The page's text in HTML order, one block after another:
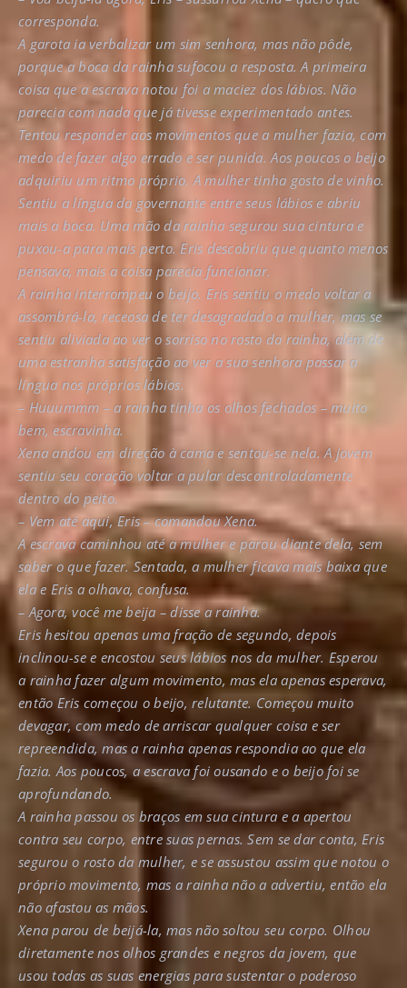
corresponda.
A garota ia verbalizar um sim senhora, mas não pôde,
porque a boca da rainha sufocou a resposta. A primeira
coisa que a escrava notou foi a maciez dos lábios. Não
parecia com nada que já tivesse experimentado antes.
Tentou responder aos movimentos que a mulher fazia, com
medo de fazer algo errado e ser punida. Aos poucos o beijo
adquiriu um ritmo próprio. A mulher tinha gosto de vinho.
Sentiu a língua da governante entre seus lábios e abriu
mais a boca. Uma mão da rainha segurou sua cintura e
puxou-a para mais perto. Eris descobriu que quanto menos
pensava, mais a coisa parecia funcionar.
A rainha interrompeu o beijo. Eris sentiu o medo voltar a
assombrá-la, receosa de ter desagradado a mulher, mas se
sentiu aliviada ao ver o sorriso no rosto da rainha, além de
uma estranha satisfação ao ver a sua senhora passar a
língua nos próprios lábios.
– Huuummm – a rainha tinha os olhos fechados – muito
bem, escravinha.
Xena andou em direção à cama e sentou-se nela. A jovem
sentiu seu coração voltar a pular descontroladamente
dentro do peito.
– Vem até aqui, Eris – comandou Xena.
A escrava caminhou até a mulher e parou diante dela, sem
saber o que fazer. Sentada, a mulher ficava mais baixa que
ela e Eris a olhava, confusa.
– Agora, você me beija – disse a rainha.
Eris hesitou apenas uma fração de segundo, depois
inclinou-se e encostou seus lábios nos da mulher. Esperou
a rainha fazer algum movimento, mas ela apenas esperava,
então Eris começou o beijo, relutante. Começou muito
devagar, com medo de arriscar qualquer coisa e ser
repreendida, mas a rainha apenas respondia ao que ela
fazia. Aos poucos, a escrava foi ousando e o beijo foi se
aprofundando.
A rainha passou os braços em sua cintura e a apertou
contra seu corpo, entre suas pernas. Sem se dar conta, Eris
segurou o rosto da mulher, e se assustou assim que notou o
próprio movimento, mas a rainha não a advertiu, então ela
não afastou as mãos.
Xena parou de beijá-la, mas não soltou seu corpo. Olhou
diretamente nos olhos grandes e negros da jovem, que
usou todas as suas energias para sustentar o poderoso